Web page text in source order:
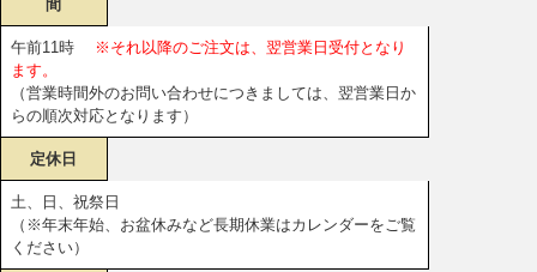
間
午前11時
※それ以降のご注文は、翌営業日受付となり
ます。
（営業時間外のお問い合わせにつきましては、翌営業日か
らの順次対応となります）
定休日
土、日、祝祭日
（※年末年始、お盆休みなど長期休業はカレンダーをご覧
ください）